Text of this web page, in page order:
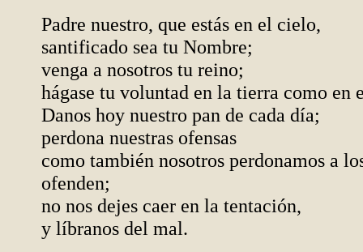
Padre nuestro, que estás en el cielo,
santificado sea tu Nombre;
venga a nosotros tu reino;
hágase tu voluntad en la tierra como en
Danos hoy nuestro pan de cada día;
perdona nuestras ofensas
como también nosotros perdonamos a
ofenden;
no nos dejes caer en la tentación,
y líbranos del mal.